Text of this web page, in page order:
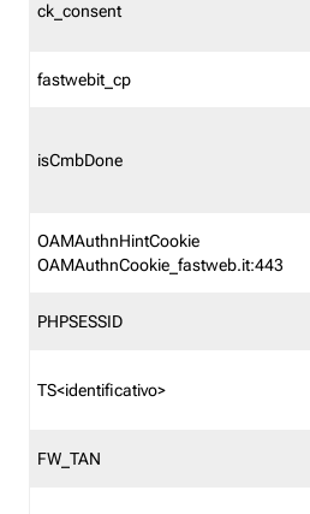
ck_consent
fastwebit_cp
isCmbDone
OAMAuthnHintCookie
OAMAuthnCookie_fastweb.it:443
PHPSESSID
TS<identificativo>
FW_TAN